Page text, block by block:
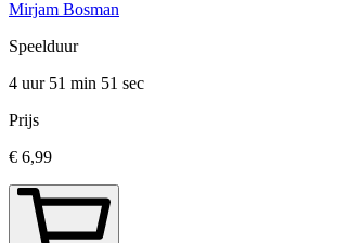
Mirjam Bosman
Speelduur
4 uur 51 min 51 sec
Prijs
€ 6,99